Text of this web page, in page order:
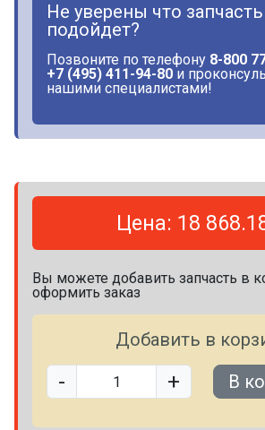
Не уверены что запчасть
подойдет?
Позвоните по телефону 8-800
+7 (495) 411-94-80 и
нашими специалистами!
Цена: 18
Вы можете добавить запчасть в
оформить заказ
Добавить в
- + В